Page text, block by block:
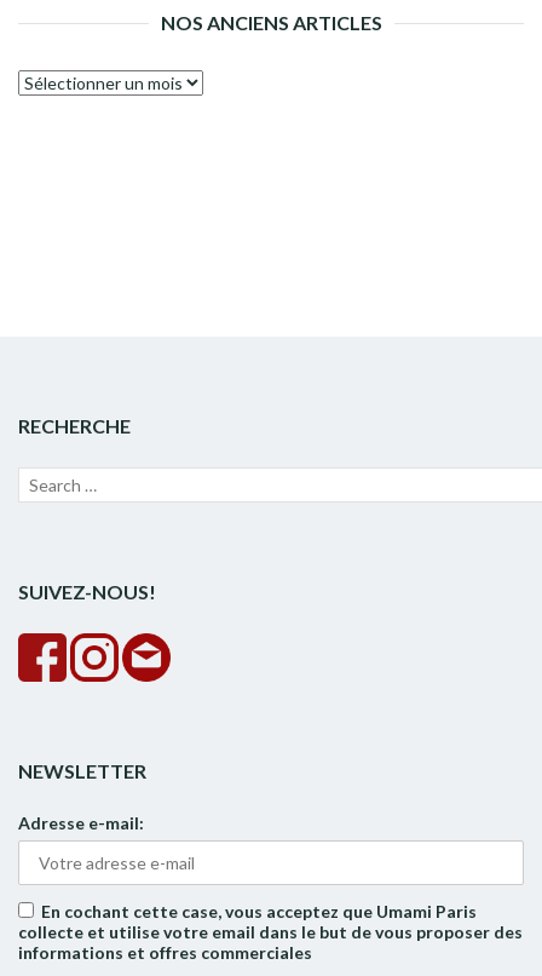
NOS ANCIENS ARTICLES
Nos
RECHERCHE
Recherche
SUIVEZ-NOUS!
NEWSLETTER
Adresse e-mail:
En cochant cette case, vous acceptez que Umami Paris
collecte et utilise votre email dans le but de vous proposer des
informations et offres commerciales